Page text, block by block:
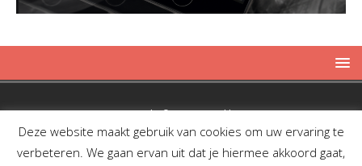
Copyright © 2019 Spreekbuis
Deze website maakt gebruik van cookies om uw ervaring te
verbeteren. We gaan ervan uit dat je hiermee akkoord gaat,